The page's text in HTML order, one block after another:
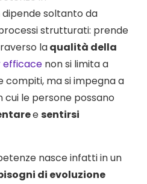
dipende soltanto da
strutturati: prende
laqualità della
efficace non si limita a
compiti, ma si impegna a
cui le persone possano
esentirsi
nasce infatti in un
di evoluzione